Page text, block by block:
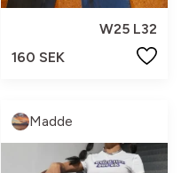
W25 L32
160 SEK
Madde